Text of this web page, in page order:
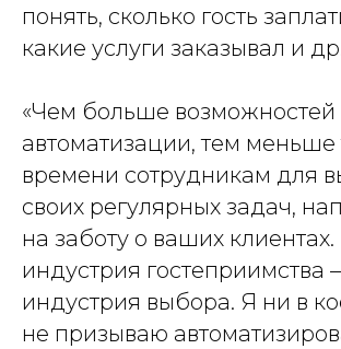
понять, сколько гость
какие услуги заказывал и
«Чем больше возможностей
автоматизации, тем меньше
времени сотрудникам для
своих регулярных задач,
на заботу о ваших
индустрия гостеприимства
индустрия выбора. Я ни в
не призываю